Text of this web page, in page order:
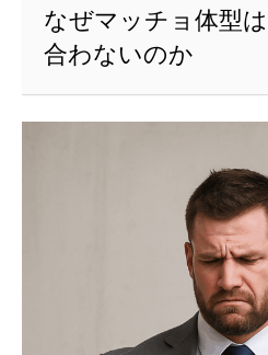
なぜマッチョ体型
合わないのか